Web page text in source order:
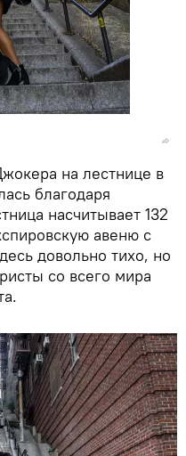
на лестнице в
благодаря
насчитывает 132
авеню с
довольно тихо, но
со всего мира